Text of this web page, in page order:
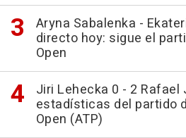
Aryna Sabalenka -
directo hoy: sigue el
Open
Jiri Lehecka 0 - 2 Rafael
estadísticas del partido
Open (ATP)